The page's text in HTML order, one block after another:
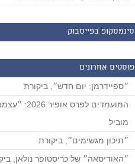
סינמסקופ בפייסבוק
פוסטים אחרונים
״ספיידרמן: יום חדש״, ביקורת
המועמדים לפרס אופיר
מוביל
״תיכון מגשימים״, ביקורת
״האודיסאה״ של כריסטופר נולאן,